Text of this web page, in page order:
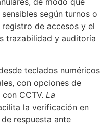
según turnos o
de accesos y el
trazabilidad y auditoría
teclados numéricos
con opciones de
CCTV. La
la verificación en
respuesta ante